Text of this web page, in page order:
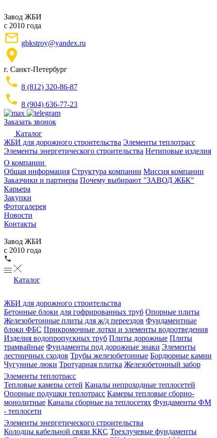
Завод ЖБИ
с 2010 года
gbkstroy@yandex.ru
г. Санкт-Петербург
8 (812) 320-86-87
8 (904) 636-77-23
Заказать звонок
Каталог
ЖБИ для дорожного строительства Элементы теплотрасс
Элементы энергетического строительства Нетиповые изделия
О компании
Общая информация Структура компании Миссия компании
Заказчики и партнеры Почему выбирают "ЗАВОД ЖБК"
Карьера
Закупки
Фотогалерея
Новости
Контакты
Завод ЖБИ
с 2010 года
Каталог
ЖБИ для дорожного строительства
Бетонные блоки для гофрированных труб Опорные плиты
Железобетонные плиты для ж/д переездов Фундаментные
блоки ФБС Прикромочные лотки и элементы водоотведения
Изделия водопропускных труб Плиты дорожные Плиты
трамвайные Фундаменты под дорожные знаки Элементы
лестничных сходов Трубы железобетонные Бордюрные камни
Чугунные люки Тротуарная плитка Железобетонный забор
Элементы теплотрасс
Тепловые камеры сетей Каналы непроходные теплосетей
Опорные подушки теплотрасс Камеры тепловые сборно-
монолитные Каналы сборные на теплосетях Фундаменты ФМ
- теплосети
Элементы энергетического строительства
Колодцы кабельной связи ККС Трехлучевые фундаменты